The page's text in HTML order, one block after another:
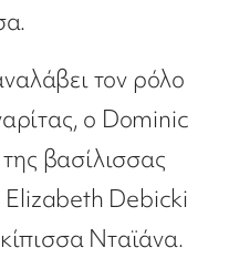
τον ρόλο
ο Dominic
βασίλισσας
Elizabeth Debicki
Νταϊάνα.